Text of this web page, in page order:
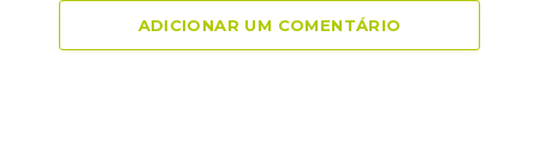
ADICIONAR UM COMENTÁRIO